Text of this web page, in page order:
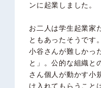
ンに起業しました。
お二人は学生起業家
ともあったそうです。
小谷さんが難しかっ
と」。公的な組織と
さん個人が動かす小
け入れてもらうこと